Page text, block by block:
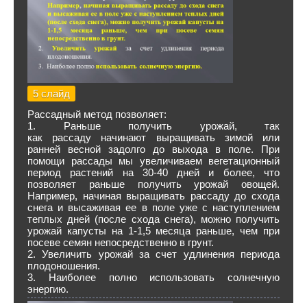
5 слайд
Рассадный метод позволяет:
1. Раньше получить урожай, так
как рассаду начинают выращивать зимой или
ранней весной задолго до выхода в поле. При
помощи рассады мы увеличиваем вегетационный
период растений на 30-40 дней и более, что
позволяет раньше получить урожай овощей.
Например, начиная выращивать рассаду до схода
снега и высаживая ее в поле уже с наступлением
теплых дней (после схода снега), можно получить
урожай капусты на 1-1,5 месяца раньше, чем при
посеве семян непосредственно в грунт.
2. Увеличить урожай за счет удлинения периода
плодоношения.
3. Наиболее полно использовать солнечную
энергию.